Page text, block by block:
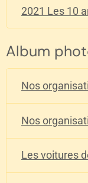
2021 Les 10
Album
Nos
Nos
Les voitures